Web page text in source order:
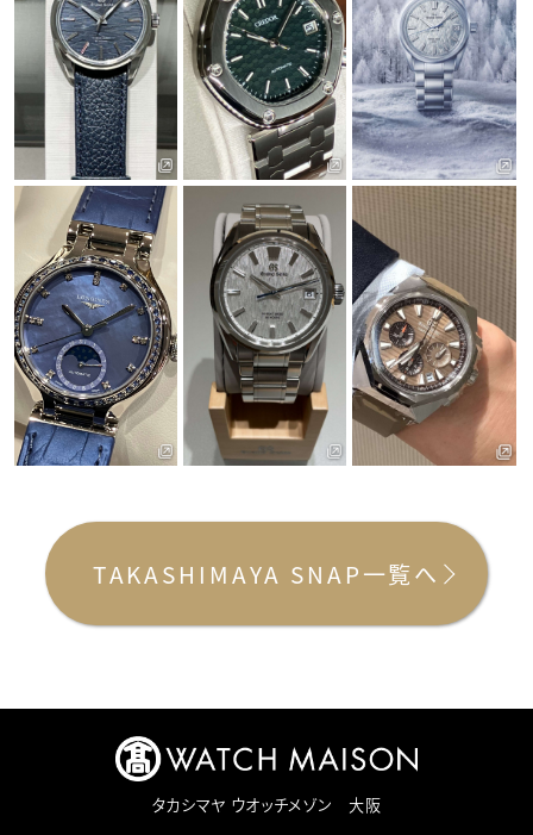
TAKASHIMAYA SNAP一覧へ
タカシマヤ ウオッチメゾン 大阪